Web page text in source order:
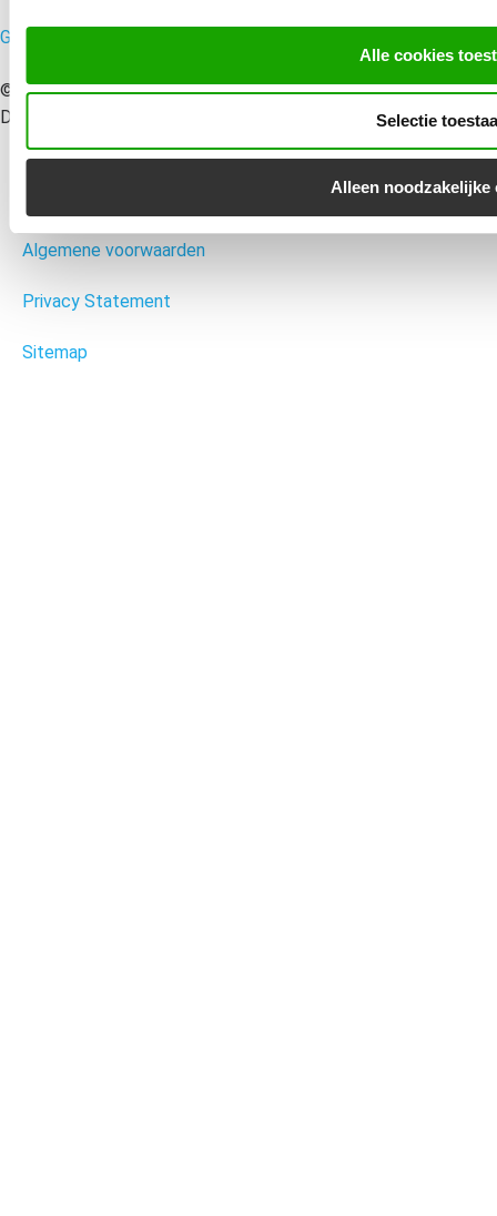
Alle cookies
Selectie
Alleen noodzakelijke
Google Reviews | 51 reacties
© 2010 – 2026 MondoMarketing B.V. | Performance Driven
Digital Marketing Bureau Utrecht – All rights reserved
Algemene voorwaarden
Privacy Statement
Sitemap